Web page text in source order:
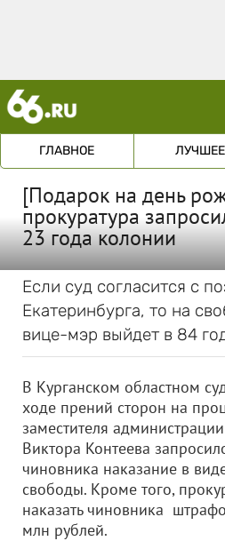
ГЛАВНОЕ ЛУЧШЕЕ
[Подарок на день
прокуратура
23 года колонии
Если суд согласится с
Екатеринбурга, то на
вице-мэр выйдет в 84
В Курганском областном
ходе прений сторон на
заместителя
Виктора Контеева
чиновника наказание в
свободы. Кроме того,
наказать чиновника
млн рублей.